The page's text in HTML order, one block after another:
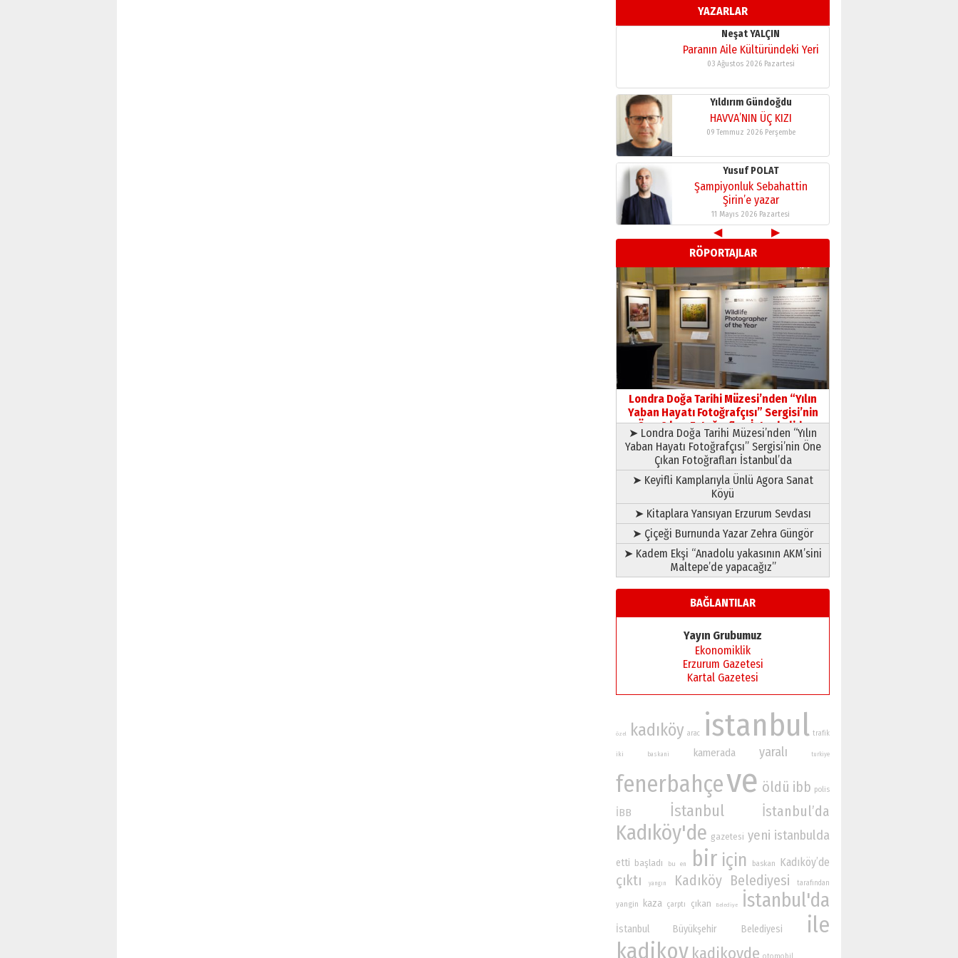
YAZARLAR
11 Mayıs 2026 Pazartesi
Neşat YALÇIN
Paranın Aile Kültüründeki Yeri
03 Ağustos 2026 Pazartesi
Yıldırım Gündoğdu
HAVVA’NIN ÜÇ KIZI
09 Temmuz 2026 Perşembe
Yusuf POLAT
Şampiyonluk Sebahattin
Şirin’e yazar
11 Mayıs 2026 Pazartesi
Neşat YALÇIN
Paranın Aile Kültüründeki Yeri
03 Ağustos 2026 Pazartesi
Yıldırım Gündoğdu
HAVVA’NIN ÜÇ KIZI
09 Temmuz 2026 Perşembe
Yusuf POLAT
Şampiyonluk Sebahattin
Şirin’e yazar
11 Mayıs 2026 Pazartesi
◀
▶
RÖPORTAJLAR
Londra Doğa Tarihi Müzesi’nden “Yılın
Yaban Hayatı Fotoğrafçısı” Sergisi’nin
Öne Çıkan Fotoğrafları İstanbul’da
➤ Londra Doğa Tarihi Müzesi’nden “Yılın
Yaban Hayatı Fotoğrafçısı” Sergisi’nin Öne
Çıkan Fotoğrafları İstanbul’da
➤ Keyifli Kamplarıyla Ünlü Agora Sanat
Köyü
➤ Kitaplara Yansıyan Erzurum Sevdası
➤ Çiçeği Burnunda Yazar Zehra Güngör
➤ Kadem Ekşi “Anadolu yakasının AKM’sini
Maltepe’de yapacağız”
BAĞLANTILAR
Yayın Grubumuz
Ekonomiklik
Erzurum Gazetesi
Kartal Gazetesi
özel kadıköy arac istanbul trafik
iki baskani kamerada yaralı turkiye
fenerbahçeve öldü ibb polis
İBB İstanbul İstanbul’da
Kadıköy'de gazetesi yeni istanbulda
etti başladı bu en bir için baskan Kadıköy’de
çıktı yangın Kadıköy Belediyesi tarafından
yangin kaza çarptı çıkan Belediye İstanbul'da
İstanbul Büyükşehir Belediyesi
ile
kadikoy kadikoyde